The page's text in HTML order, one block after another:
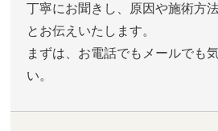
丁寧にお聞きし、原因や施術方
とお伝えいたします。
まずは、お電話でもメールでも
い。